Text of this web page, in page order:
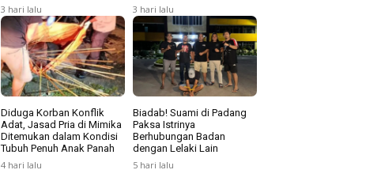
3 hari lalu
3 hari lalu
Diduga Korban Konflik
Adat, Jasad Pria di Mimika
Ditemukan dalam Kondisi
Tubuh Penuh Anak Panah
4 hari lalu
Biadab! Suami di Padang
Paksa Istrinya
Berhubungan Badan
dengan Lelaki Lain
5 hari lalu